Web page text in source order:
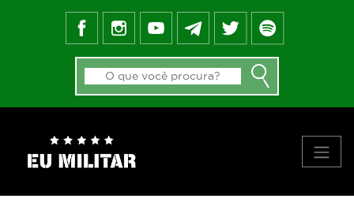
FEED DO BLOG
GALERIA DE APROVADOS
NOTÍCIAS
MATERIAIS
PRINCIPAIS VÍDEOS
SOBRE NÓS